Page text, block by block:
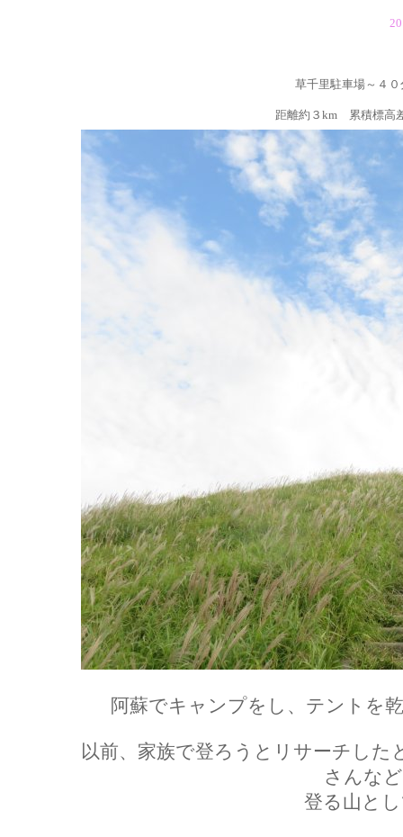
草千里駐車場～４
距離約３km 累積標
阿蘇でキャンプをし、テントを
以前、家族で登ろうとリサーチし
さんな
登る山と